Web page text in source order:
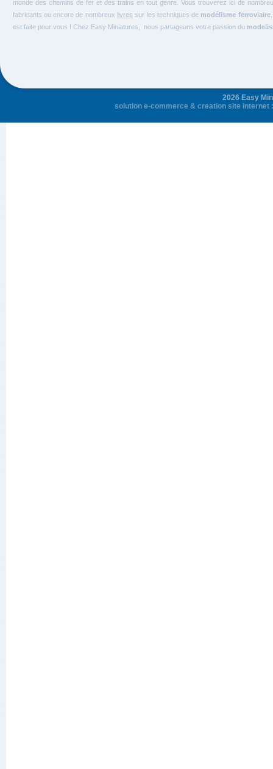
monde des chemins de fer et des trains en tout genre. Vous trouverez ici de
fabricants ou encore de nombreux livres sur les techniques de modélisme ferroviaire
est faite pour vous ! Chez Easy Miniatures, nous partageons votre passion du
2026 Easy
solution e-commerce & creation site internet